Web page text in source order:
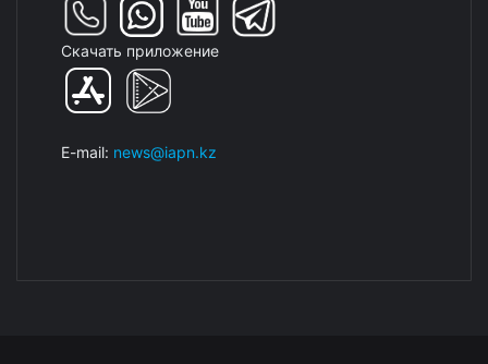
Скачать приложение
E-mail: news@iapn.kz